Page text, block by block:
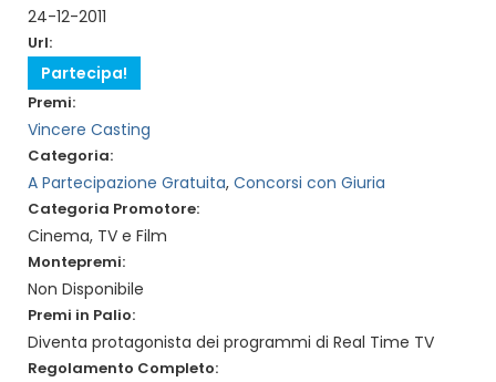
24-12-2011
Url:
Partecipa!
Premi:
Vincere Casting
Categoria:
A Partecipazione Gratuita, Concorsi con Giuria
Categoria Promotore:
Cinema, TV e Film
Montepremi:
Non Disponibile
Premi in Palio:
Diventa protagonista dei programmi di Real Time TV
Regolamento Completo: